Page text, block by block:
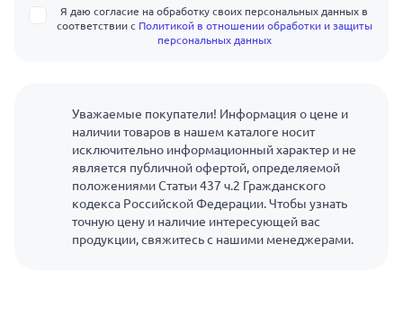
Я даю согласие на обработку своих персональных данных в
соответствии с Политикой в отношении обработки и защиты
персональных данных
Уважаемые покупатели! Информация о цене и
наличии товаров в нашем каталоге носит
исключительно информационный характер и не
является публичной офертой, определяемой
положениями Статьи 437 ч.2 Гражданского
кодекса Российской Федерации. Чтобы узнать
точную цену и наличие интересующей вас
продукции, свяжитесь с нашими менеджерами.